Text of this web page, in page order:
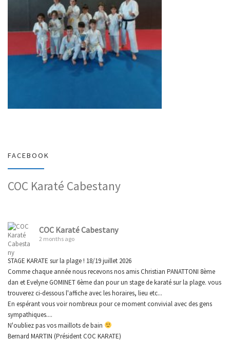
FACEBOOK
COC Karaté Cabestany
COC Karaté Cabestany
2 months ago
STAGE KARATE sur la plage ! 18/19 juillet 2026
Comme chaque année nous recevons nos amis Christian PANATTONI 8ème
dan et Evelyne GOMINET 6ème dan pour un stage de karaté sur la plage. vous
trouverez ci-dessous l'affiche avec les horaires, lieu etc...
En espérant vous voir nombreux pour ce moment convivial avec des gens
sympathiques....
N'oubliez pas vos maillots de bain
Bernard MARTIN (Président COC KARATE)